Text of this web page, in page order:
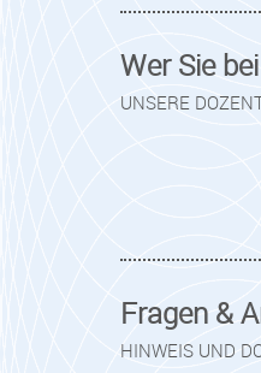
Wer Sie
UNSERE
Fragen &
HINWEIS UND